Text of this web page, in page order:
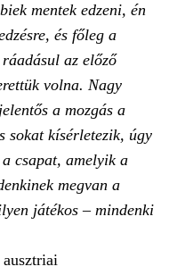
mentek edzeni, én
és főleg a
az előző
volna. Nagy
a mozgás a
sokat kísérletezik, úgy
csapat, amelyik a
megvan a
játékos – mindenki
ausztriai